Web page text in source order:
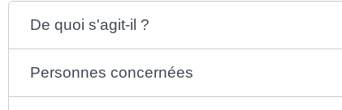
De quoi s'agit-il ?
Personnes concernées